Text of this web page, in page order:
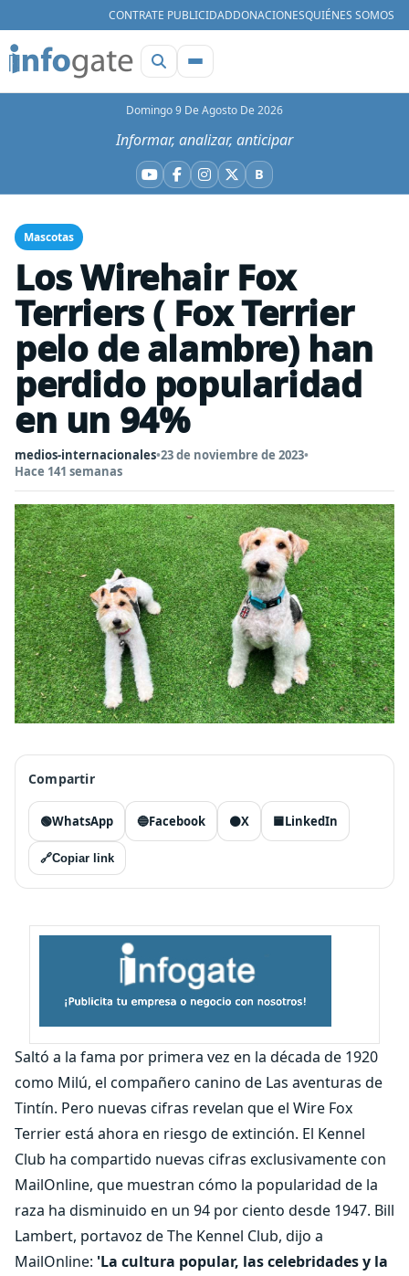
CONTRATE PUBLICIDADDONACIONESQUIÉNES SOMOS
Domingo 9 De Agosto De 2026
Informar, analizar, anticipar
YouTube
Facebook
Instagram
X BBluesky
Mascotas
Los Wirehair Fox
Terriers ( Fox Terrier
pelo de alambre) han
perdido popularidad
en un 94%
medios-internacionales•23 de noviembre de 2023•
Hace 141 semanas
Compartir
🟢WhatsApp 🔵Facebook ⚫X 🟦LinkedIn
🔗Copiar link
Saltó a la fama por primera vez en la década de 1920
como Milú, el compañero canino de Las aventuras de
Tintín. Pero nuevas cifras revelan que el Wire Fox
Terrier está ahora en riesgo de extinción. El Kennel
Club ha compartido nuevas cifras exclusivamente con
MailOnline, que muestran cómo la popularidad de la
raza ha disminuido en un 94 por ciento desde 1947. Bill
Lambert, portavoz de The Kennel Club, dijo a
MailOnline: 'La cultura popular, las celebridades y la